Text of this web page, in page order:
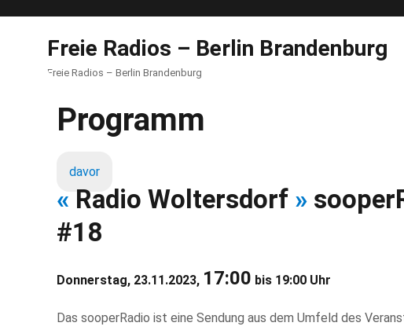
Freie Radios – Berlin Brandenburg
Freie Radios – Berlin Brandenburg
Programm
davor
« Radio Woltersdorf »
#18
Donnerstag, 23.11.2023, 17:00 bis 19:00 Uhr
Das sooperRadio ist eine Sendung aus dem Umfeld des